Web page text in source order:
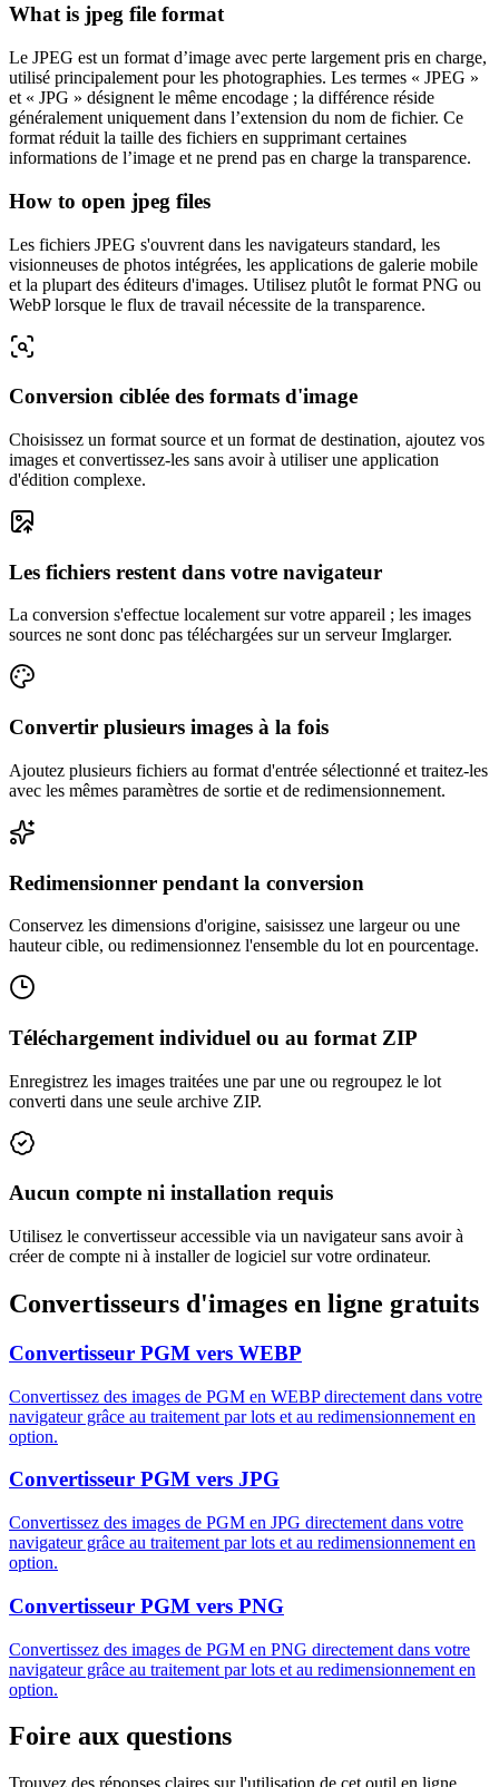
What is jpeg file format
Le JPEG est un format d’image avec perte largement pris en charge,
utilisé principalement pour les photographies. Les termes « JPEG »
et « JPG » désignent le même encodage ; la différence réside
généralement uniquement dans l’extension du nom de fichier. Ce
format réduit la taille des fichiers en supprimant certaines
informations de l’image et ne prend pas en charge la transparence.
How to open jpeg files
Les fichiers JPEG s'ouvrent dans les navigateurs standard, les
visionneuses de photos intégrées, les applications de galerie mobile
et la plupart des éditeurs d'images. Utilisez plutôt le format PNG ou
WebP lorsque le flux de travail nécessite de la transparence.
Conversion ciblée des formats d'image
Choisissez un format source et un format de destination, ajoutez vos
images et convertissez-les sans avoir à utiliser une application
d'édition complexe.
Les fichiers restent dans votre navigateur
La conversion s'effectue localement sur votre appareil ; les images
sources ne sont donc pas téléchargées sur un serveur Imglarger.
Convertir plusieurs images à la fois
Ajoutez plusieurs fichiers au format d'entrée sélectionné et traitez-les
avec les mêmes paramètres de sortie et de redimensionnement.
Redimensionner pendant la conversion
Conservez les dimensions d'origine, saisissez une largeur ou une
hauteur cible, ou redimensionnez l'ensemble du lot en pourcentage.
Téléchargement individuel ou au format ZIP
Enregistrez les images traitées une par une ou regroupez le lot
converti dans une seule archive ZIP.
Aucun compte ni installation requis
Utilisez le convertisseur accessible via un navigateur sans avoir à
créer de compte ni à installer de logiciel sur votre ordinateur.
Convertisseurs d'images en ligne gratuits
Convertisseur PGM vers WEBP
Convertissez des images de PGM en WEBP directement dans votre
navigateur grâce au traitement par lots et au redimensionnement en
option.
Convertisseur PGM vers JPG
Convertissez des images de PGM en JPG directement dans votre
navigateur grâce au traitement par lots et au redimensionnement en
option.
Convertisseur PGM vers PNG
Convertissez des images de PGM en PNG directement dans votre
navigateur grâce au traitement par lots et au redimensionnement en
option.
Foire aux questions